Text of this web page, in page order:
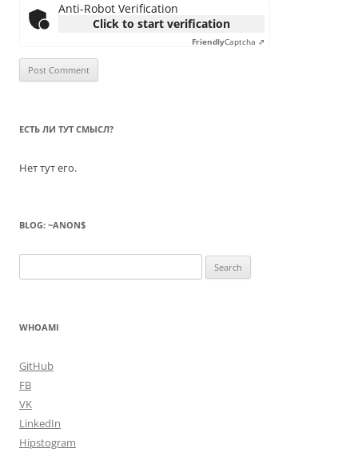
Anti-Robot Verification
Click to start verification
FriendlyCaptcha ⇗
ЕСТЬ ЛИ ТУТ СМЫСЛ?
Нет тут его.
BLOG: ~ANON$
for:
WHOAMI
GitHub
FB
VK
LinkedIn
Hipstogram